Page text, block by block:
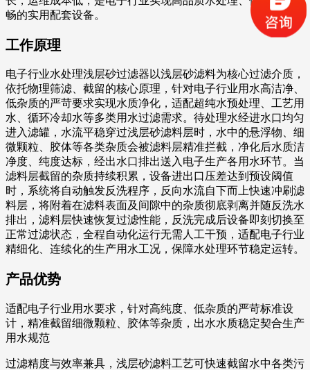
畅的实用配套设备。
工作原理
电子行业水处理浅层砂过滤器以浅层砂滤料为核心过滤介质，
依托物理筛滤、截留的核心原理，针对电子行业用水高洁净、
低杂质的严苛要求实现水质净化，适配超纯水预处理、工艺用
水、循环冷却水等多类用水过滤需求。待处理水经进水口均匀
进入滤罐，水流平稳穿过浅层砂滤料层时，水中的悬浮物、细
微颗粒、胶体等各类杂质会被滤料层精准拦截，净化后水质洁
净度、纯度达标，经出水口排出送入电子生产各用水环节。当
滤料层截留的杂质持续积累，设备进出口压差达到预设阈值
时，系统将自动触发反洗程序，反向水流自下而上快速冲刷滤
料层，将附着在滤料表面及间隙中的杂质彻底剥离并随反洗水
排出，滤料层快速恢复过滤性能，反洗完成后设备即刻切换至
正常过滤状态，全程自动化运行无需人工干预，适配电子行业
精细化、连续化的生产用水工况，保障水处理环节稳定运转。
产品优势
适配电子行业用水要求，针对高纯度、低杂质的严苛标准设
计，精准截留细微颗粒、胶体等杂质，出水水质稳定契合生产
用水规范
过滤精度与效率兼具，浅层砂滤料工艺可快速截留水中各类污